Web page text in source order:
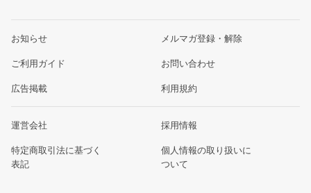
お知らせ メルマガ登録・解除
ご利用ガイド お問い合わせ
広告掲載 利用規約
運営会社 採用情報
特定商取引法に基づく
表記
個人情報の取り扱いに
ついて